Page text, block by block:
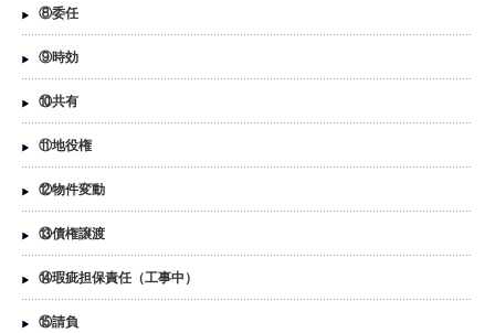
⑧委任
⑨時効
⑩共有
⑪地役権
⑫物件変動
⑬債権譲渡
⑭瑕疵担保責任（工事中）
⑮請負